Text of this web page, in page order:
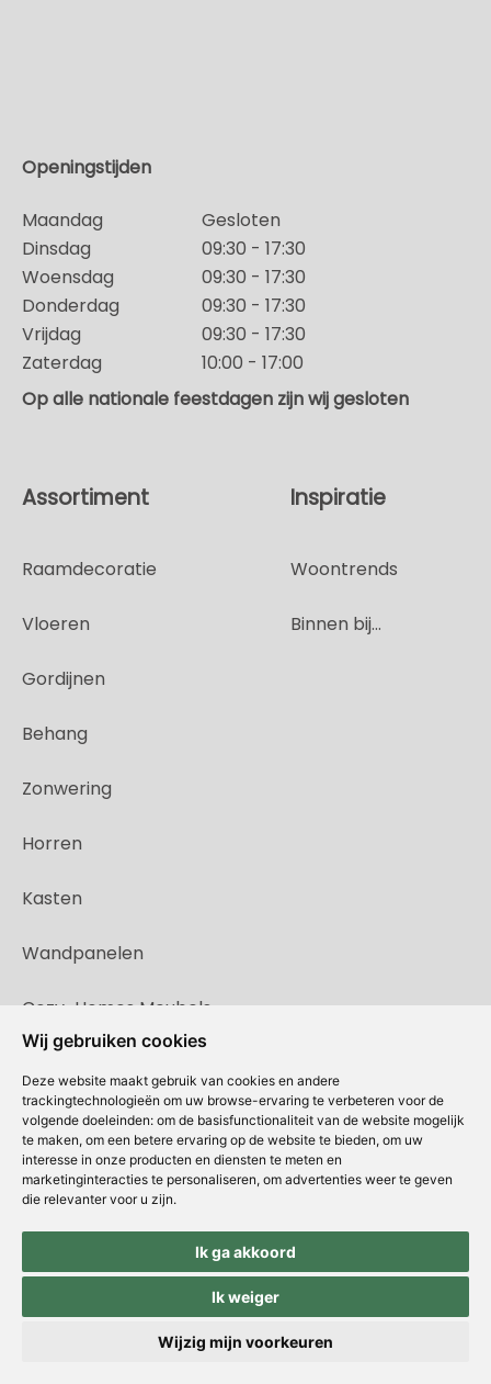
Wij gebruiken cookies
Deze website maakt gebruik van cookies en andere
trackingtechnologieën om uw browse-ervaring te verbeteren voor de
volgende doeleinden: om de basisfunctionaliteit van de website mogelijk
te maken, om een betere ervaring op de website te bieden, om uw
interesse in onze producten en diensten te meten en
marketinginteracties te personaliseren, om advertenties weer te geven
die relevanter voor u zijn.
Ik ga akkoord
Ik weiger
Wijzig mijn voorkeuren
Openingstijden
Maandag
Gesloten
Dinsdag
09:30 - 17:30
Woensdag
09:30 - 17:30
Donderdag
09:30 - 17:30
Vrijdag
09:30 - 17:30
Zaterdag
10:00 - 17:00
Op alle nationale feestdagen zijn wij gesloten
Assortiment
Raamdecoratie
Vloeren
Gordijnen
Behang
Zonwering
Horren
Kasten
Wandpanelen
Cozy-Homes Meubels
Inspiratie
Woontrends
Binnen bij...
Copyright © Concepts & Companies BV. Alle rechten voorbehouden.